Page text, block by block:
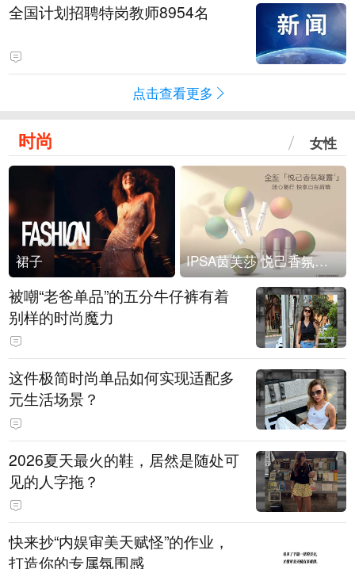
全国计划招聘特岗教师8954名
点击查看更多
时尚 女性
裙子 IPSA茵芙莎 悦己香氛凝露上市
被嘲“老爸单品”的五分牛仔裤有着
别样的时尚魔力
这件极简时尚单品如何实现适配多
元生活场景？
2026夏天最火的鞋，居然是随处可
见的人字拖？
快来抄“内娱审美天赋怪”的作业，
打造你的专属氛围感